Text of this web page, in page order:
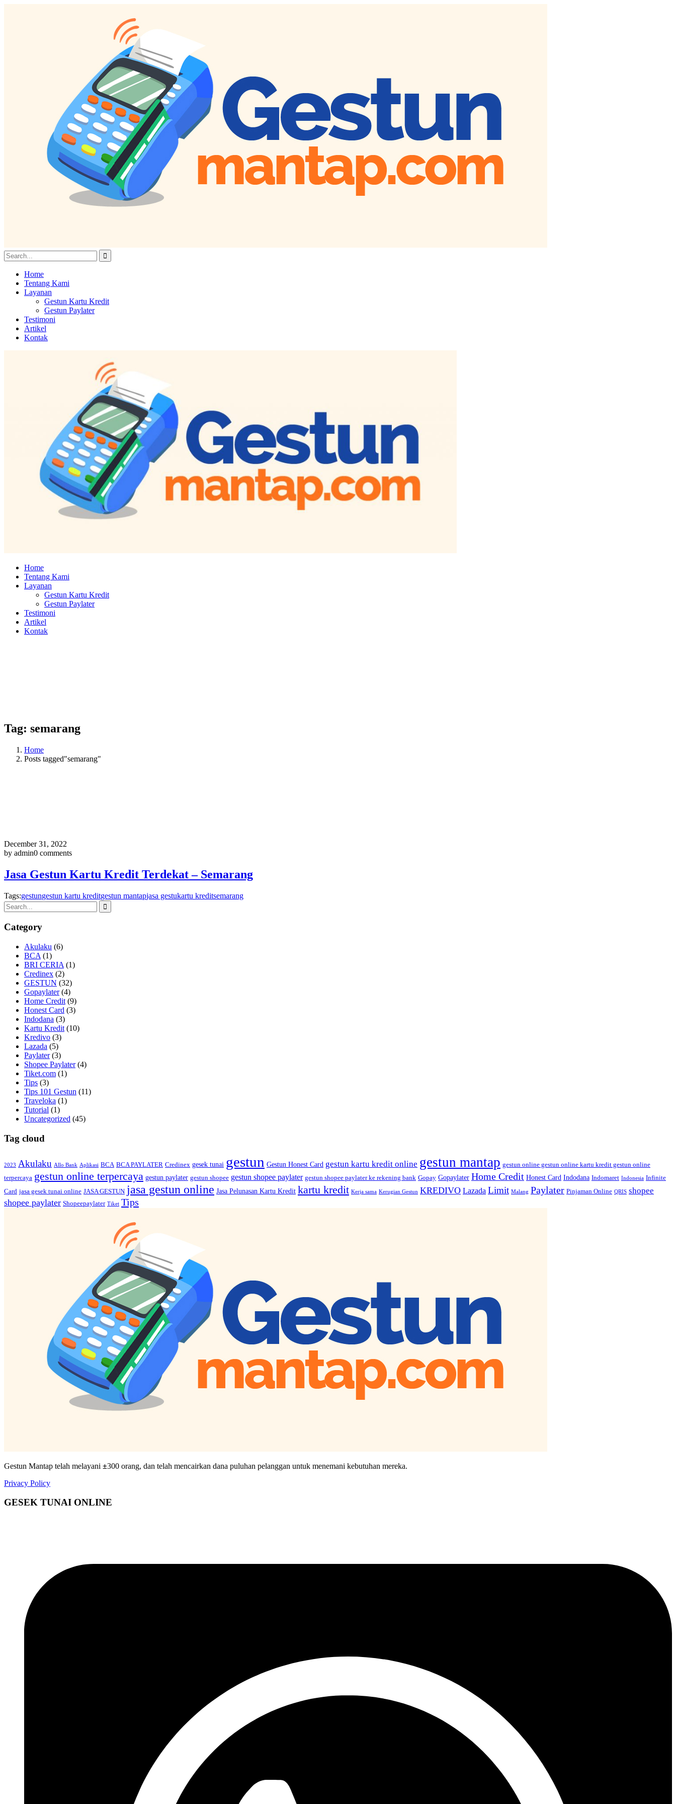
Home
Tentang Kami
Layanan
Gestun Kartu Kredit
Gestun Paylater
Testimoni
Artikel
Kontak
Home
Tentang Kami
Layanan
Gestun Kartu Kredit
Gestun Paylater
Testimoni
Artikel
Kontak
Tag: semarang
Home
Posts tagged"semarang"
December 31, 2022
by admin0 comments
Jasa Gestun Kartu Kredit Terdekat – Semarang
Tags:gestungestun kartu kreditgestun mantapjasa gestukartu kreditsemarang
Category
Akulaku (6)
BCA (1)
BRI CERIA (1)
Credinex (2)
GESTUN (32)
Gopaylater (4)
Home Credit (9)
Honest Card (3)
Indodana (3)
Kartu Kredit (10)
Kredivo (3)
Lazada (5)
Paylater (3)
Shopee Paylater (4)
Tiket.com (1)
Tips (3)
Tips 101 Gestun (11)
Traveloka (1)
Tutorial (1)
Uncategorized (45)
Tag cloud
2023 Akulaku Allo Bank Aplikasi BCA BCA PAYLATER Credinex gesek tunai gestun Gestun Honest Card gestun kartu kredit online gestun mantap gestun online gestun online kartu kredit gestun online
terpercaya gestun online terpercaya gestun paylater gestun shopee gestun shopee paylater gestun shopee paylater ke rekening bank Gopay Gopaylater Home Credit Honest Card Indodana Indomaret Indonesia Infinite
Card jasa gesek tunai online JASA GESTUN jasa gestun online Jasa Pelunasan Kartu Kredit kartu kredit Kerja sama Kerugian Gestun KREDIVO Lazada Limit Malang Paylater Pinjaman Online QRIS shopee
shopee paylater Shopeepaylater Tiket Tips
Gestun Mantap telah melayani ±300 orang, dan telah mencairkan dana puluhan pelanggan untuk menemani kebutuhan mereka.
Privacy Policy
GESEK TUNAI ONLINE